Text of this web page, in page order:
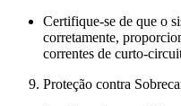
Certifique-se de que o
corretamente,
correntes de curto-
Proteção contra